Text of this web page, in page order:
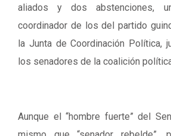
aliados y dos abstenciones,
coordinador de los del partido
la Junta de Coordinación Política,
los senadores de la coalición
Aunque el “hombre fuerte” del